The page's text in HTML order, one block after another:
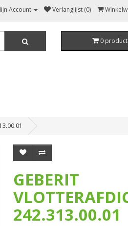
Account Verlanglijst (0)
0
GEBERIT
242.313.00.01